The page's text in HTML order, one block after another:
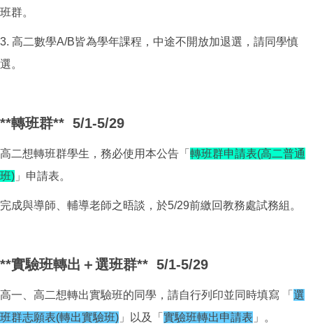
班群。
3. 高二數學A/B皆為學年課程，中途不開放加退選，請同學慎
選。
**轉班群** 5/1-5/29
高二想轉班群學生，務必使用本公告「 轉班群申請表(高二普通
班) 」申請表。
完成與導師、輔導老師之晤談，於5/29前繳回教務處試務組。
**實驗班轉出＋選班群** 5/1-5/29
高一、高二想轉出實驗班的同學，請自行列印並同時填寫 「 選
班群志願表(轉出實驗班) 」以及「 實驗班轉出申請表 」。